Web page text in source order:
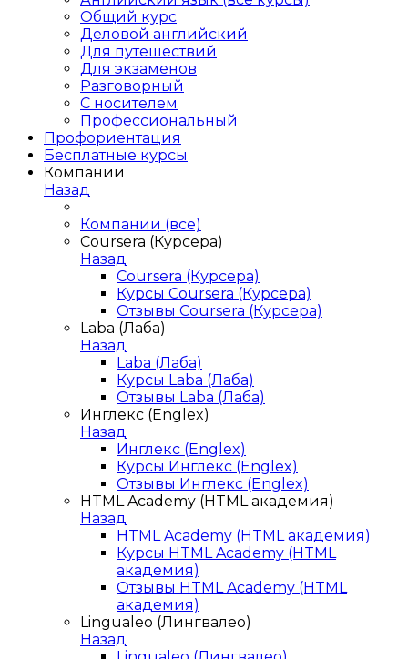
Общий курс
Деловой английский
Для путешествий
Для экзаменов
Разговорный
С носителем
Профессиональный
Профориентация
Бесплатные курсы
Компании
Назад
Компании (все)
Coursera (Курсера)
Назад
Coursera (Курсера)
Курсы Coursera (Курсера)
Отзывы Coursera (Курсера)
Laba (Лаба)
Назад
Laba (Лаба)
Курсы Laba (Лаба)
Отзывы Laba (Лаба)
Инглекс (Englex)
Назад
Инглекс (Englex)
Курсы Инглекс (Englex)
Отзывы Инглекс (Englex)
HTML Academy (HTML академия)
Назад
HTML Academy (HTML академия)
Курсы HTML Academy (HTML
академия)
Отзывы HTML Academy (HTML
академия)
Lingualeo (Лингвалео)
Назад